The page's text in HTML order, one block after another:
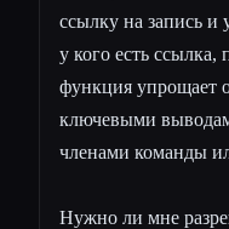
ссылку на запись и
у кого есть ссылка,
функция упрощает
ключевыми
членами команды
Нужно ли мне